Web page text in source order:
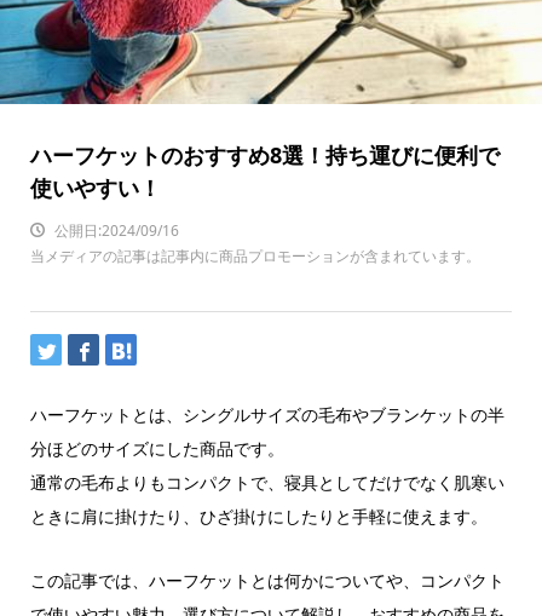
ハーフケットのおすすめ8選！持ち運びに便利で
使いやすい！
公開日:2024/09/16
当メディアの記事は記事内に商品プロモーションが含まれています。
ハーフケットとは、シングルサイズの毛布やブランケットの半
分ほどのサイズにした商品です。
通常の毛布よりもコンパクトで、寝具としてだけでなく肌寒い
ときに肩に掛けたり、ひざ掛けにしたりと手軽に使えます。
この記事では、ハーフケットとは何かについてや、コンパクト